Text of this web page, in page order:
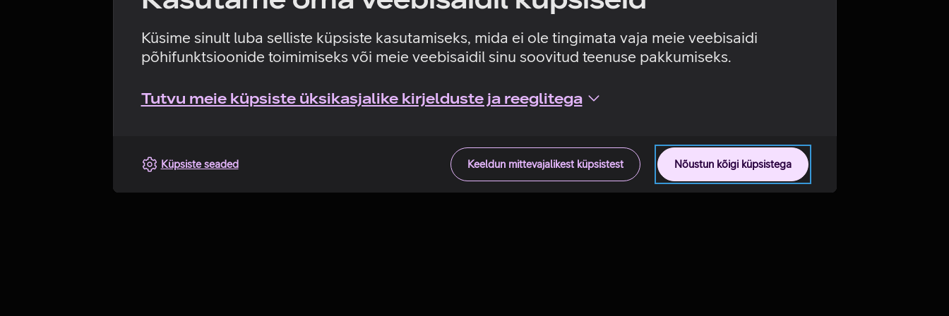
Küsime sinult luba selliste küpsiste kasutamiseks, mida ei ole tingimata vaja meie veebisaidi
põhifunktsioonide toimimiseks või meie veebisaidil sinu soovitud teenuse pakkumiseks.
Tutvu meie küpsiste üksikasjalike kirjelduste ja reeglitega
Nõustun kõigi küpsistega
Keeldun mittevajalikest küpsistest
Küpsiste seaded